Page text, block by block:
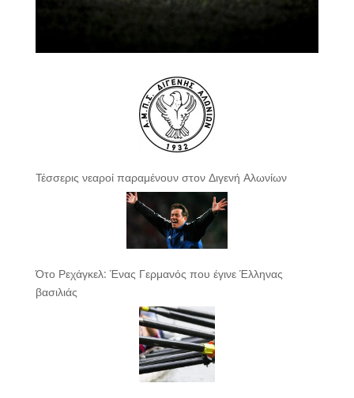
Τέσσερις νεαροί παραμένουν στον Διγενή Αλωνίων
Ότο Ρεχάγκελ: Ένας Γερμανός που έγινε Έλληνας
βασιλιάς